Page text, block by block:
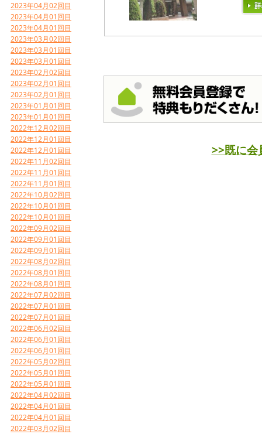
2023年04月02回目
2023年04月01回目
2023年04月01回目
2023年03月02回目
2023年03月01回目
2023年03月01回目
2023年02月02回目
2023年02月01回目
2023年02月01回目
2023年01月01回目
2023年01月01回目
2022年12月02回目
2022年12月01回目
2022年12月01回目
2022年11月02回目
2022年11月01回目
2022年11月01回目
2022年10月02回目
2022年10月01回目
2022年10月01回目
2022年09月02回目
2022年09月01回目
2022年09月01回目
2022年08月02回目
2022年08月01回目
2022年08月01回目
2022年07月02回目
2022年07月01回目
2022年07月01回目
2022年06月02回目
2022年06月01回目
2022年06月01回目
2022年05月02回目
2022年05月01回目
2022年05月01回目
2022年04月02回目
2022年04月01回目
2022年04月01回目
2022年03月02回目
>>既に会